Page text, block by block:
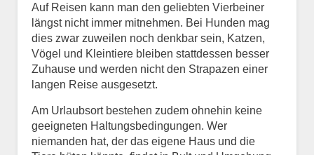
Auf Reisen kann man den geliebten Vierbeiner
längst nicht immer mitnehmen. Bei Hunden mag
dies zwar zuweilen noch denkbar sein, Katzen,
Vögel und Kleintiere bleiben stattdessen besser
Zuhause und werden nicht den Strapazen einer
langen Reise ausgesetzt.
Am Urlaubsort bestehen zudem ohnehin keine
geeigneten Haltungsbedingungen. Wer
niemanden hat, der das eigene Haus und die